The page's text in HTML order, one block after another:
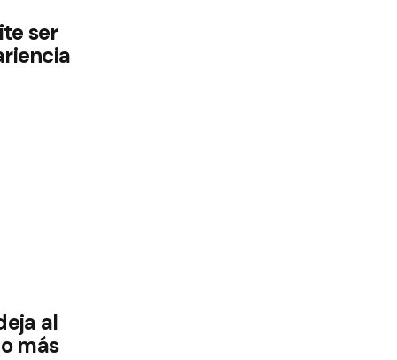
ser
al
más